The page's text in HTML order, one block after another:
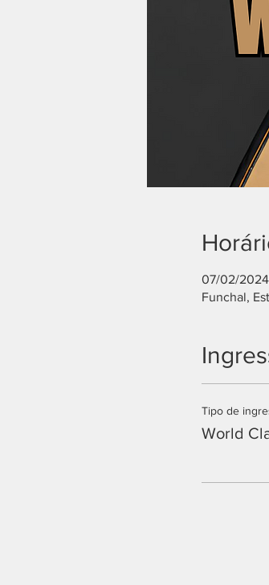
07/02/
Funchal,
Tipo de
World